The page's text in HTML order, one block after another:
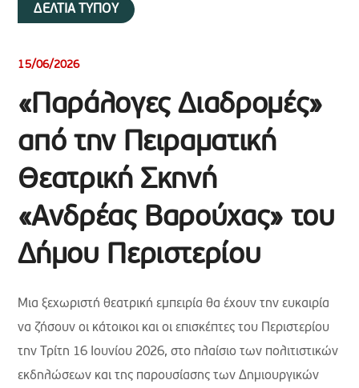
ΔΕΛΤΙΑ ΤΥΠΟΥ
15/06/2026
«Παράλογες Διαδρομές»
από την Πειραματική
Θεατρική Σκηνή
«Ανδρέας Βαρούχας» του
Δήμου Περιστερίου
Μια ξεχωριστή θεατρική εμπειρία θα έχουν την ευκαιρία
να ζήσουν οι κάτοικοι και οι επισκέπτες του Περιστερίου
την Τρίτη 16 Ιουνίου 2026, στο πλαίσιο των πολιτιστικών
εκδηλώσεων και της παρουσίασης των Δημιουργικών